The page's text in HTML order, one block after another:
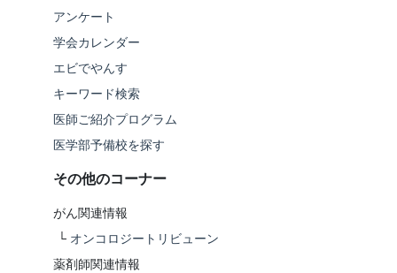
アンケート
学会カレンダー
エビでやんす
キーワード検索
医師ご紹介プログラム
医学部予備校を探す
その他のコーナー
がん関連情報
└ オンコロジートリビューン
薬剤師関連情報